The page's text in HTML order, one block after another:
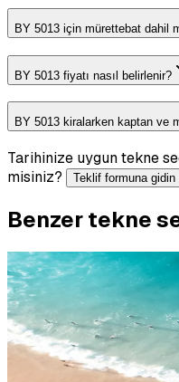
BY 5013 için mürettebat dahil
BY 5013 fiyatı nasıl belirlenir?
BY 5013 kiralarken kaptan ve
Tarihinize uygun tekne
misiniz?
Teklif formuna gidin
Benzer tekne